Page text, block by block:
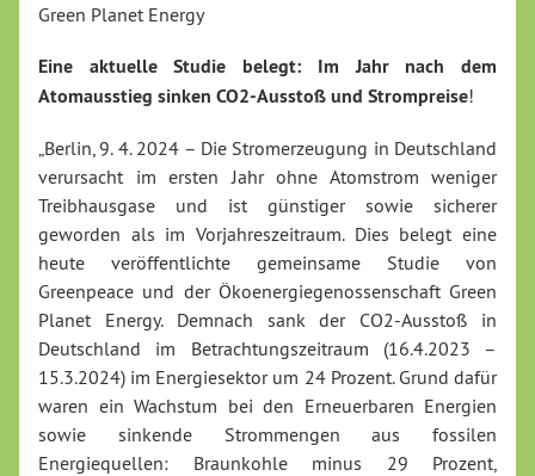
Green Planet Energy
Eine aktuelle Studie belegt: Im Jahr nach dem
Atomausstieg sinken CO2-Ausstoß und Strompreise!
„Berlin, 9. 4. 2024 – Die Stromerzeugung in Deutschland
verursacht im ersten Jahr ohne Atomstrom weniger
Treibhausgase und ist günstiger sowie sicherer
geworden als im Vorjahreszeitraum. Dies belegt eine
heute veröffentlichte gemeinsame Studie von
Greenpeace und der Ökoenergiegenossenschaft Green
Planet Energy. Demnach sank der CO2-Ausstoß in
Deutschland im Betrachtungszeitraum (16.4.2023 –
15.3.2024) im Energiesektor um 24 Prozent. Grund dafür
waren ein Wachstum bei den Erneuerbaren Energien
sowie sinkende Strommengen aus fossilen
Energiequellen: Braunkohle minus 29 Prozent,